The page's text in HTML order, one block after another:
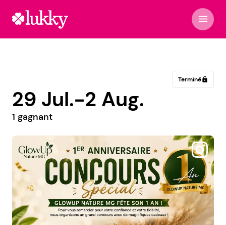
menu
Terminélock
29 Jul.-2 Aug.
1 gagnant
@incahugs